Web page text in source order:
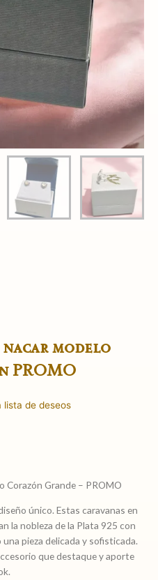
modelo
PROMO
lista de deseos
Corazón Grande – PROMO
único. Estas caravanas en
la nobleza de la Plata 925 con
pieza delicada y sofisticada.
que destaque y aporte